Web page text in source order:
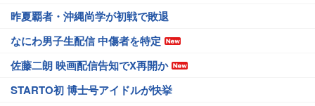
昨夏覇者・沖縄尚学が初戦で敗退
なにわ男子生配信 中傷者を特定
佐藤二朗 映画配信告知でX再開か
STARTO初 博士号アイドルが快挙